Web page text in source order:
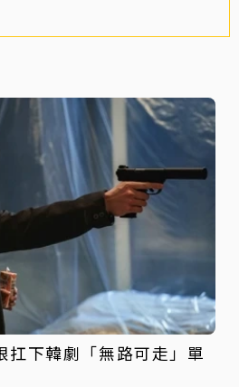
扛下韓劇「無路可走」單